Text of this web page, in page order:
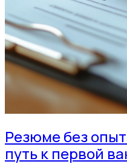
Резюме без
путь к первой